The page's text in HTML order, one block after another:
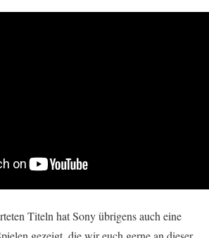
Titeln hat Sony übrigens auch eine